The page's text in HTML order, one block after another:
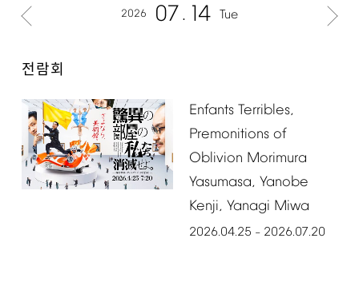
2026 07 14 Tue
전람회
Enfants Terribles,
Premonitions of
Oblivion Morimura
Yasumasa, Yanobe
Kenji, Yanagi Miwa
2026.04.25 – 2026.07.20